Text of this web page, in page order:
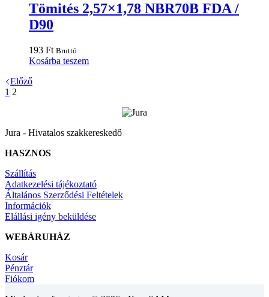
Tömités 2,57×1,78 NBR70B FDA /
D90
193 Ft Bruttó
Kosárba teszem
Előző
1 2
Jura - Hivatalos szakkereskedő
HASZNOS
Szállítás
Adatkezelési tájékoztató
Általános Szerződési Feltételek
Információk
Elállási igény beküldése
WEBÁRUHÁZ
Kosár
Pénztár
Fiókom